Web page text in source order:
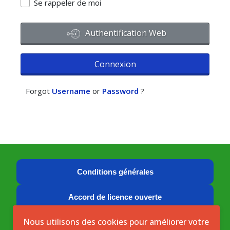
Se rappeler de moi
Authentification Web
Connexion
Forgot Username or Password ?
Conditions générales
Accord de licence ouverte
Licence ouverte ICASEES (CC BY 4.0)
Nous utilisons des cookies pour améliorer votre